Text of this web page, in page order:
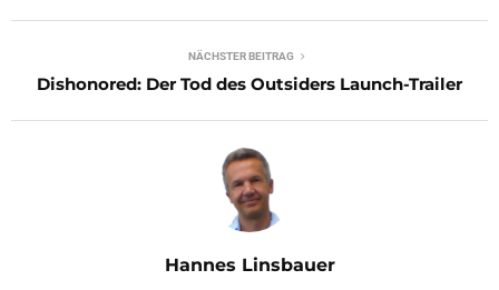
NÄCHSTER BEITRAG
Dishonored: Der Tod des Outsiders Launch-Trailer
Hannes Linsbauer